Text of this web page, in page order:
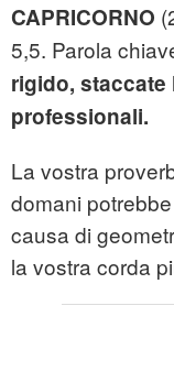
CAPRICORNO
5,5. Parola
rigido,
professionali.
La vostra
domani
causa di
la vostra corda